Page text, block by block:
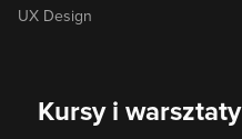
UX Design
Kursy i warsztaty